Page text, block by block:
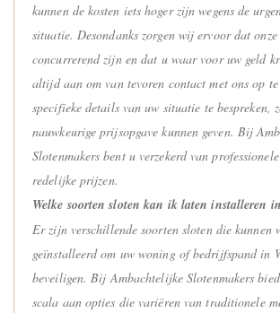
kunnen de kosten iets hoger zijn wegens de
situatie. Desondanks zorgen wij ervoor dat
concurrerend zijn en dat u waar voor uw geld
altijd aan om van tevoren contact met ons op te
specifieke details van uw situatie te bespreken,
nauwkeurige prijsopgave kunnen geven. Bij
Slotenmakers bent u verzekerd van
redelijke prijzen.
Welke soorten sloten kan ik laten installeren
Er zijn verschillende soorten sloten die kunnen
geïnstalleerd om uw woning of bedrijfspand in
beveiligen. Bij Ambachtelijke Slotenmakers
scala aan opties die variëren van traditionele